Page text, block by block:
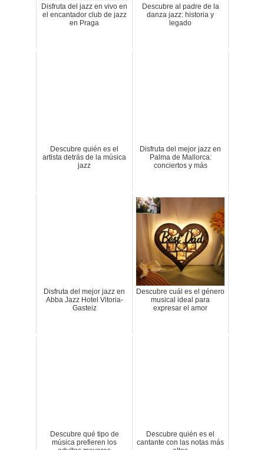
Disfruta del jazz en vivo en
el encantador club de jazz
en Praga
Descubre al padre de la
danza jazz: historia y
legado
Descubre quién es el
artista detrás de la música
jazz
Disfruta del mejor jazz en
Palma de Mallorca:
conciertos y más
Disfruta del mejor jazz en
Abba Jazz Hotel Vitoria-
Gasteiz
Descubre cuál es el género
musical ideal para
expresar el amor
Descubre qué tipo de
música prefieren los
Descubre quién es el
cantante con las notas más